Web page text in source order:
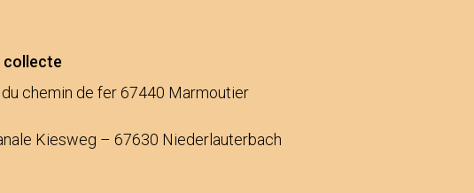
collecte
chemin de fer 67440 Marmoutier
Kiesweg – 67630 Niederlauterbach